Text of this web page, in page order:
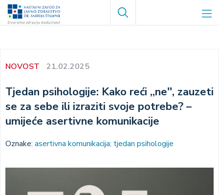
Skoči
Search
NOVOST 21.02.2025
Tjedan psihologije: Kako reći ,,ne'', zauzeti
se za sebe ili izraziti svoje potrebe? –
umijeće asertivne komunikacije
Oznake: asertivna komunikacija; tjedan psihologije